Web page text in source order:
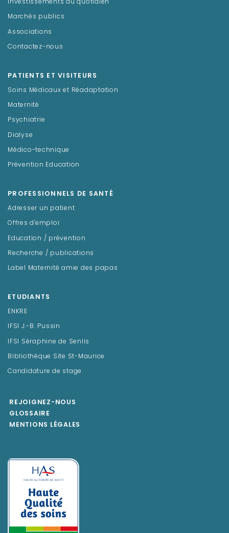
Investissements du quotidien
Marchés publics
Associations
Contactez-nous
PATIENTS ET VISITEURS
Soins Médicaux et Réadaptation
Maternité
Psychiatrie
Dialyse
Médico-technique
Prévention Education
PROFESSIONNELS DE SANTÉ
Adresser un patient
Offres d'emploi
Education / prévention
Recherche / publications
Label Maternité amie des papas
ETUDIANTS
ENKRE
IFSI J.-B. Pussin
IFSI Séraphine de Senlis
Bibliothèque Site St-Maurice
Candidature de stage
REJOIGNEZ-NOUS
GLOSSAIRE
MENTIONS LÉGALES